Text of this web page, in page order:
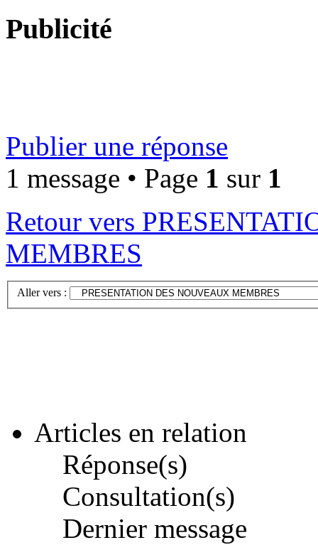
Publicité
Publier une réponse
1 message • Page 1 sur 1
Retour vers
MEMBRES
Aller vers :
Articles en relation
Réponse(s)
Consultation(s)
Dernier message